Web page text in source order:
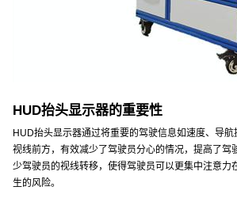
HUD抬头显示器的重要性
HUD抬头显示器通过将重要的驾驶信息如速度、导
视线前方，有效减少了驾驶员分心的情况，提高了驾
少驾驶员的视线转移，使得驾驶员可以更集中注意力
生的风险。